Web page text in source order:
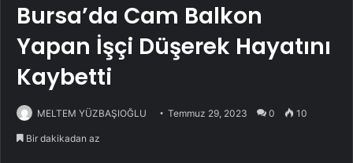
Bursa’da Cam Balkon
Yapan İşçi Düşerek Hayatını
Kaybetti
MELTEM YÜZBAŞIOĞLU Temmuz 29, 2023 0 10
Bir dakikadan az